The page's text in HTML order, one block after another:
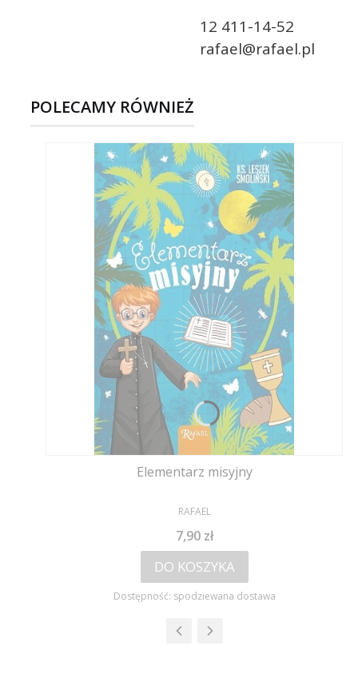
12 411-14-52
rafael@rafael.pl
POLECAMY RÓWNIEŻ
Elementarz misyjny
PRODUCENT
RAFAEL
Cena
7,90 zł
DO KOSZYKA
Dostępność: spodziewana dostawa